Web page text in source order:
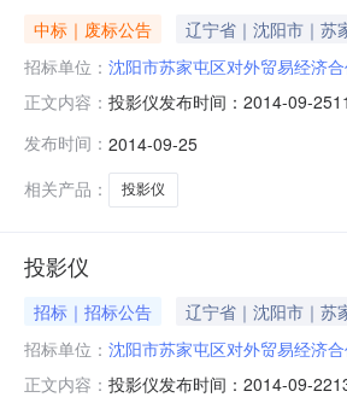
中标｜废标公告 辽宁省｜沈阳市｜苏
招标单位： 沈阳市苏家屯区对外贸易经济
正文内容： 投影仪发布时间：2014-09-
下：一、项目基本情况项目名
应
发布时间： 2014-09-25
相关产品：
投影仪
投影仪
招标｜招标公告 辽宁省｜沈阳市｜苏
招标单位： 沈阳市苏家屯区对外贸易经济
正文内容： 投影仪发布时间：2014-09-